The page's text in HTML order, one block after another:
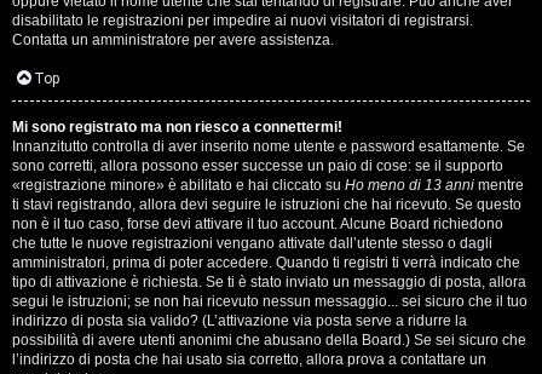
i
s
e
n
z
a
r
i
s
disabilitato le registrazioni per impedire ai nuovi visitatori di registrarsi.
Contatta un amministratore per avere assistenza.
Top
Mi sono registrato ma non riesco a connettermi!
Innanzitutto controlla di aver inserito nome utente e password esattamente. Se
sono corretti, allora possono esser successe un paio di cose: se il supporto
«registrazione minore» è abilitato e hai cliccato su Ho meno di 13 anni mentre
ti stavi registrando, allora devi seguire le istruzioni che hai ricevuto. Se questo
non è il tuo caso, forse devi attivare il tuo account. Alcune Board richiedono
che tutte le nuove registrazioni vengano attivate dall’utente stesso o dagli
amministratori, prima di poter accedere. Quando ti registri ti verrà indicato che
tipo di attivazione è richiesta. Se ti è stato inviato un messaggio di posta, allora
segui le istruzioni; se non hai ricevuto nessun messaggio... sei sicuro che il tuo
indirizzo di posta sia valido? (L’attivazione via posta serve a ridurre la
possibilità di avere utenti anonimi che abusano della Board.) Se sei sicuro che
l’indirizzo di posta che hai usato sia corretto, allora prova a contattare un
v
i
G
i
g
i
D
'